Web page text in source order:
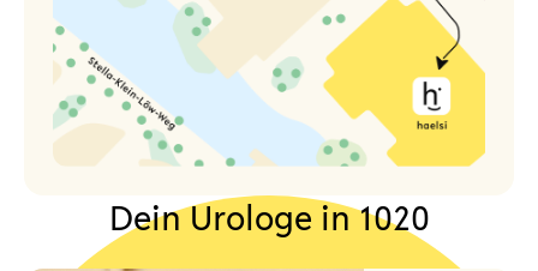
Dein Urologe in 1020